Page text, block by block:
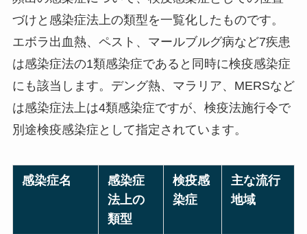
づけと感染症法上の類型を一覧化したものです。
エボラ出血熱、ペスト、マールブルグ病など7疾患
は感染症法の1類感染症であると同時に検疫感染症
にも該当します。デング熱、マラリア、MERSなど
は感染症法上は4類感染症ですが、検疫法施行令で
別途検疫感染症として指定されています。
感染症名
感染症
法上の
類型
検疫感
染症
主な流行
地域